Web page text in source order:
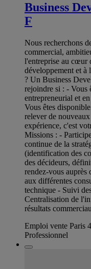
Business
F
Nous recherchons
commercial,
l'entreprise au cœur
développement et à
? Un Business
rejoindre si : - Vous
entrepreneurial et
Vous êtes
relever de
expérience, c'est
Missions : -
continue de la
(identification des
des décideurs,
rendez-vous auprès
aux différentes
technique - Suivi
Centralisation de
résultats
Emploi vente Paris
Professionnel